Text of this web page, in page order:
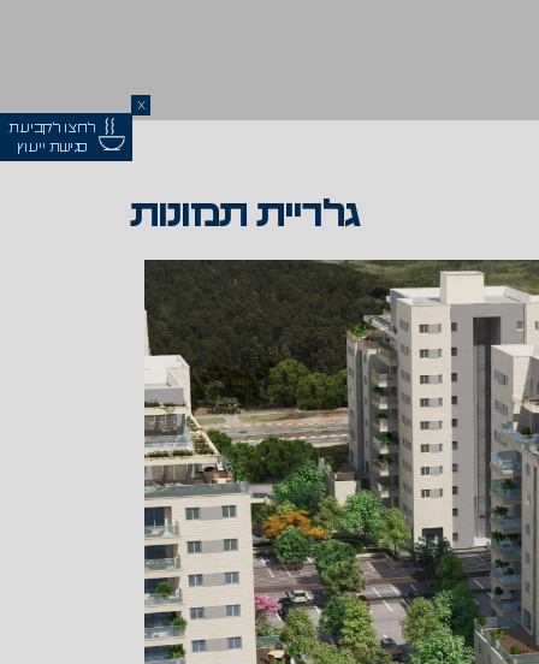
גלריית תמונות
X
לחצו לקביעת
פגישת ייעוץ